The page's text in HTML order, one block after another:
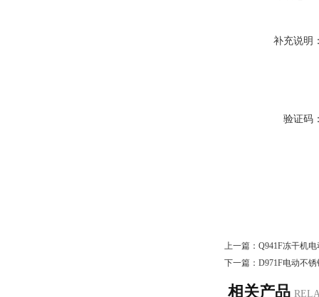
补充说明
验证码
上一篇： Q941F冻干机
下一篇： D971F电动不
相关产品